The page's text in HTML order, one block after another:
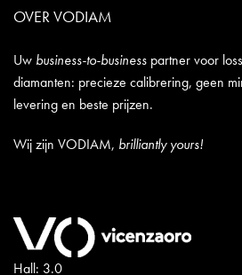
OVER VODIAM
Uw business-to-business partner voor
diamanten: precieze calibrering, geen
levering en beste prijzen.
Wij zijn VODIAM, brilliantly yours!
Hall: 3.0